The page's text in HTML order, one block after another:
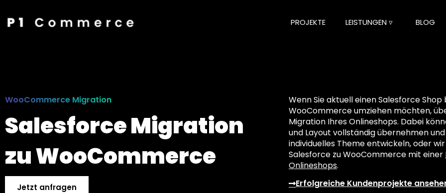
PROJEKTE LEISTUNGEN ▿ BLOG
WooCommerce Migration
Salesforce Migration
zu Woo­Commerce
Jetzt anfragen
Wenn Sie aktuell einen Salesforce
WooCommerce umziehen möchten,
Migration Ihres Onlineshops. Dabei
und Layout vollständig übernehmen und
individuelles Theme entwickeln, oder
Salesforce zu WooCommerce mit einer
Onlineshops.
Erfolgreiche Kundenprojekte